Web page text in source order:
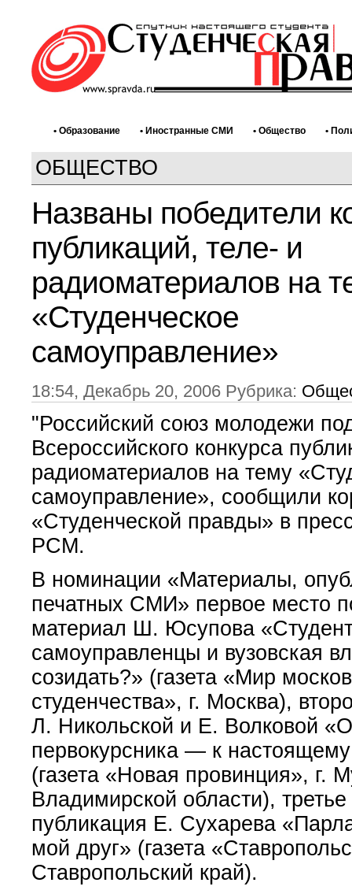
• Образование • Иностранные СМИ • Общество •
ОБЩЕСТВО
Названы победители
публикаций, теле- и
радиоматериалов на
«Студенческое
самоуправление»
18:54, Декабрь 20, 2006 Рубрика:
"Российский союз молодежи
Всероссийского конкурса
радиоматериалов на тему
самоуправление», сообщили
«Студенческой правды» в
РСМ.
В номинации «Материалы,
печатных СМИ» первое место
материал Ш. Юсупова
самоуправленцы и вузовская
созидать?» (газета «Мир
студенчества», г. Москва),
Л. Никольской и Е. Волковой
первокурсника — к настоящему
(газета «Новая провинция», г.
Владимирской области),
публикация Е. Сухарева
мой друг» (газета
Ставропольский край).